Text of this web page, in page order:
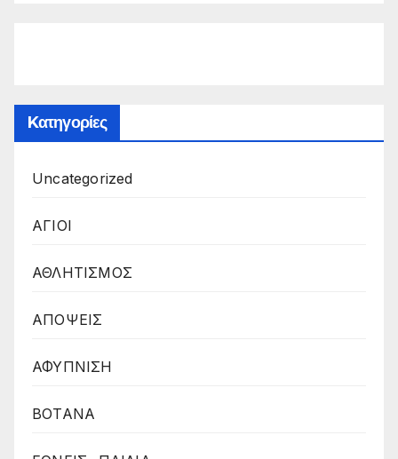
Kατηγορίες
Uncategorized
ΑΓΙΟΙ
ΑΘΛΗΤΙΣΜΟΣ
ΑΠΟΨΕΙΣ
ΑΦΥΠΝΙΣΗ
ΒΟΤΑΝΑ